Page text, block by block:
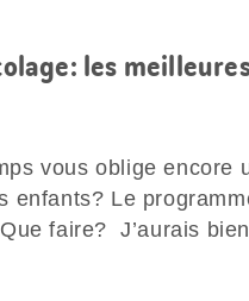
les
vous oblige encore
enfants? Le
faire? J’aurais